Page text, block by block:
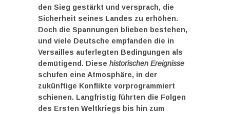
den Sieg gestärkt und versprach, die
Sicherheit seines Landes zu erhöhen.
Doch die Spannungen blieben bestehen,
und viele Deutsche empfanden die in
Versailles auferlegten Bedingungen als
demütigend. Diese historischen Ereignisse
schufen eine Atmosphäre, in der
zukünftige Konflikte vorprogrammiert
schienen. Langfristig führten die Folgen
des Ersten Weltkriegs bis hin zum